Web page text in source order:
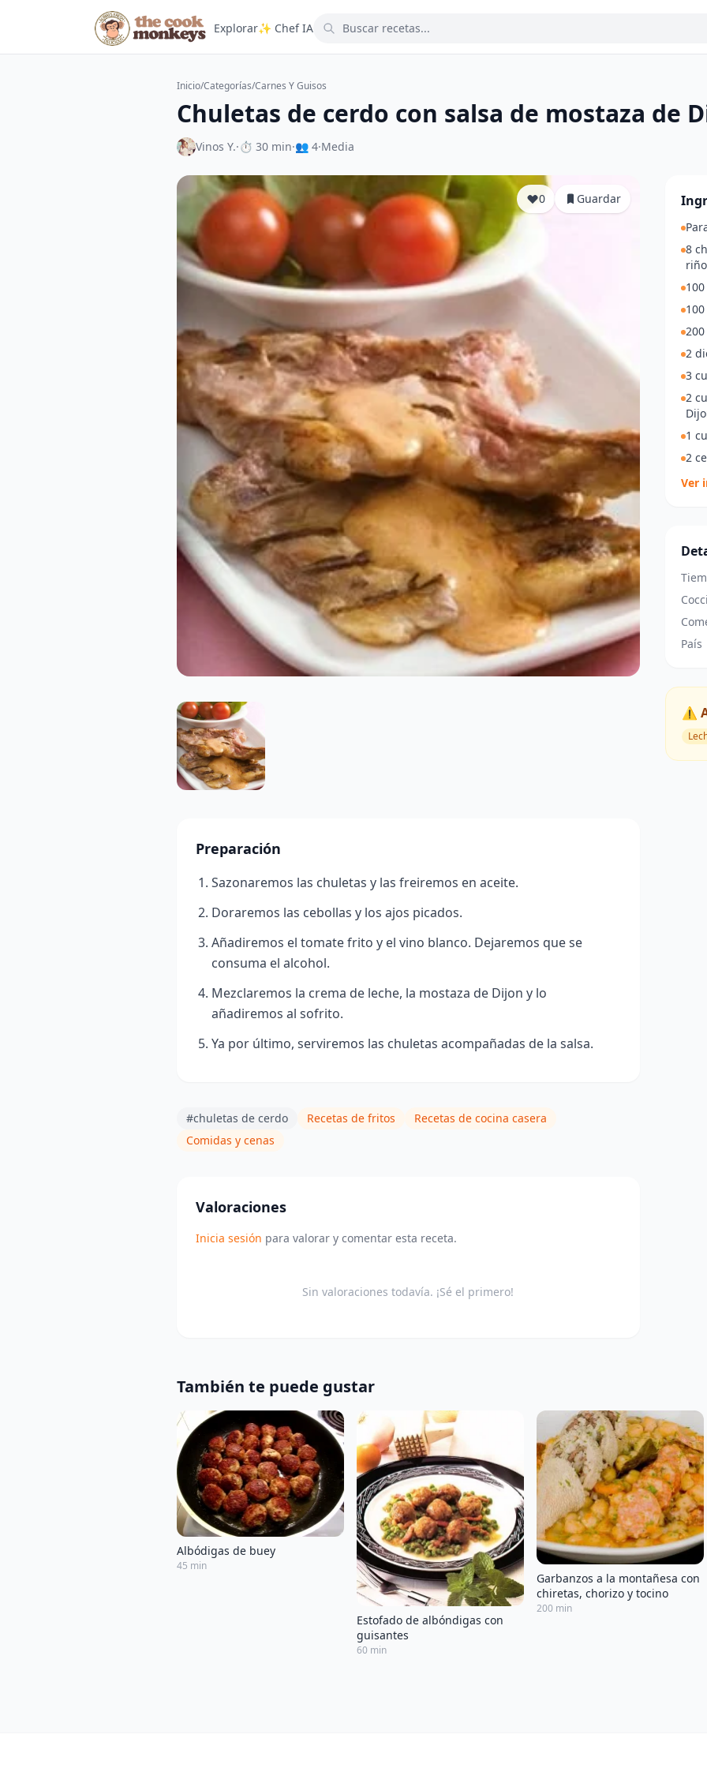
Explorar✨ Chef IA
Inicio/Categorías/Carnes Y Guisos
Chuletas de cerdo con salsa de mostaza de
Vinos Y.·⏱ 30 min·👥 4·Media
0 Guardar
Preparación
Sazonaremos las chuletas y las freiremos en aceite.
Doraremos las cebollas y los ajos picados.
Añadiremos el tomate frito y el vino blanco. Dejaremos que se
consuma el alcohol.
Mezclaremos la crema de leche, la mostaza de Dijon y lo
añadiremos al sofrito.
Ya por último, serviremos las chuletas acompañadas de la salsa.
#chuletas de cerdo Recetas de fritos
Recetas de cocina casera
Comidas y cenas
Valoraciones
Inicia sesión para valorar y comentar esta receta.
Sin valoraciones todavía. ¡Sé el primero!
8
2
3
2
1
2
Ver
País
⚠️
También te puede gustar
Albódigas de buey
45 min
Estofado de albóndigas con
guisantes
60 min
Garbanzos a la montañesa con
chiretas, chorizo y tocino
200 min